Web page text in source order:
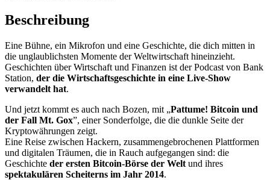
Beschreibung
Eine Bühne, ein Mikrofon und eine Geschichte, die dich mitten in
die unglaublichsten Momente der Weltwirtschaft hineinzieht.
Geschichten über Wirtschaft und Finanzen ist der Podcast von Bank
Station, der die Wirtschaftsgeschichte in eine Live-Show
verwandelt hat.
Und jetzt kommt es auch nach Bozen, mit „Pattume! Bitcoin und
der Fall Mt. Gox”, einer Sonderfolge, die die dunkle Seite der
Kryptowährungen zeigt.
Eine Reise zwischen Hackern, zusammengebrochenen Plattformen
und digitalen Träumen, die in Rauch aufgegangen sind: die
Geschichte der ersten Bitcoin-Börse der Welt und ihres
spektakulären Scheiterns im Jahr 2014.